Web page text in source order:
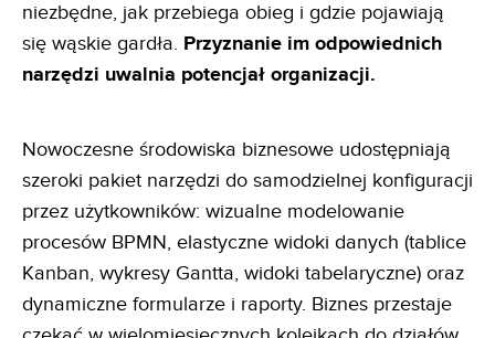
niezbędne, jak przebiega obieg i gdzie pojawiają
się wąskie gardła. Przyznanie im odpowiednich
narzędzi uwalnia potencjał organizacji.
Nowoczesne środowiska biznesowe udostępniają
szeroki pakiet narzędzi do samodzielnej konfiguracji
przez użytkowników: wizualne modelowanie
procesów BPMN, elastyczne widoki danych (tablice
Kanban, wykresy Gantta, widoki tabelaryczne) oraz
dynamiczne formularze i raporty. Biznes przestaje